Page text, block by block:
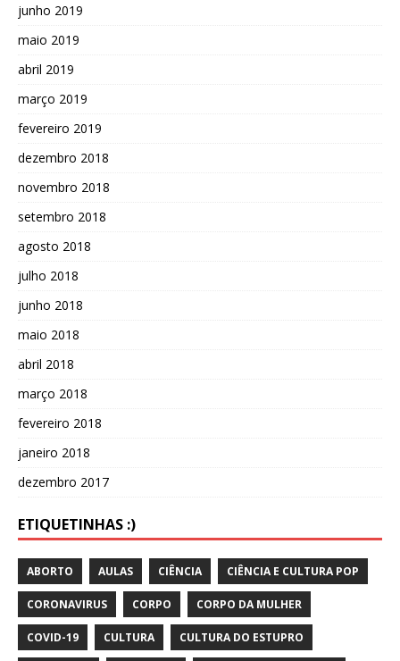
junho 2019
maio 2019
abril 2019
março 2019
fevereiro 2019
dezembro 2018
novembro 2018
setembro 2018
agosto 2018
julho 2018
junho 2018
maio 2018
abril 2018
março 2018
fevereiro 2018
janeiro 2018
dezembro 2017
ETIQUETINHAS :)
ABORTO AULAS CIÊNCIA CIÊNCIA E CULTURA POP
CORONAVIRUS CORPO CORPO DA MULHER
COVID-19 CULTURA CULTURA DO ESTUPRO